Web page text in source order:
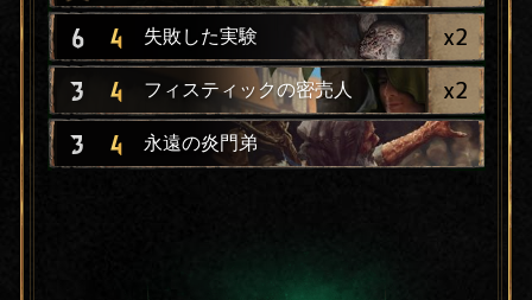
6 4 失敗した実験 x2
3 4 フィスティックの密売人 x2
3 4 永遠の炎門弟